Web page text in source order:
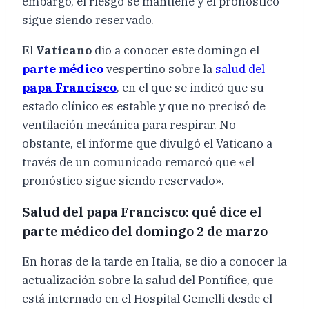
sigue siendo reservado.
El Vaticano dio a conocer este domingo el
parte médicovespertino sobre la salud del
papa Francisco, en el que se indicó que su
estado clínico es estable y que no precisó de
ventilación mecánica para respirar. No
obstante, el informe que divulgó el Vaticano a
través de un comunicado remarcó que «el
pronóstico sigue siendo reservado».
Salud del papa Francisco: qué dice el
parte médico del domingo 2 de marzo
En horas de la tarde en Italia, se dio a conocer la
actualización sobre la salud del Pontífice, que
está internado en el Hospital Gemelli desde el